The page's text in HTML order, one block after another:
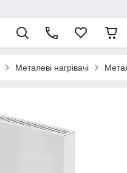
Металеві нагрівачі